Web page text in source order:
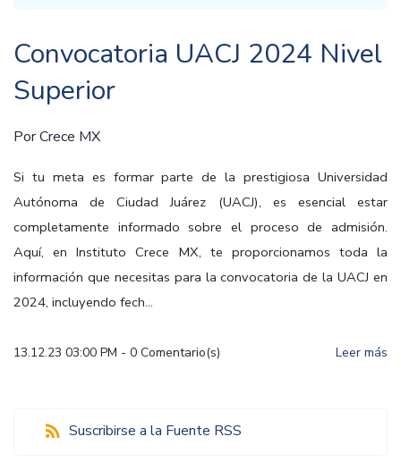
Convocatoria UACJ 2024 Nivel
Superior
PorCrece MX
Si tu meta es formar parte de la prestigiosa Universidad
Autónoma de Ciudad Juárez (UACJ), es esencial estar
completamente informado sobre el proceso de admisión.
Aquí, en Instituto Crece MX, te proporcionamos toda la
información que necesitas para la convocatoria de la UACJ en
2024, incluyendo fech...
13.12.23 03:00 PM - 0 Comentario(s) Leer más
Suscribirse a la Fuente RSS